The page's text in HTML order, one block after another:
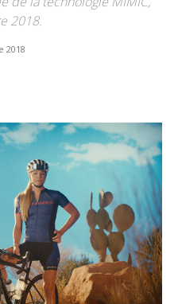
2018.
2018